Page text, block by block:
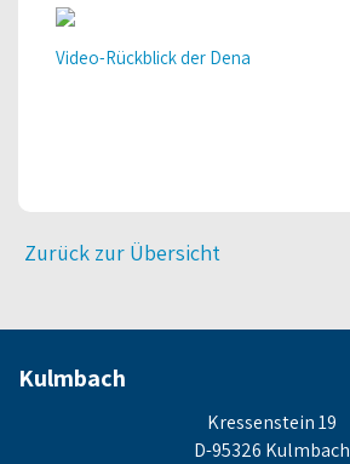
Video-Rückblick der Dena
Zurück zur Übersicht
Kulmbach
Kressenstein 19
D-95326 Kulmbach